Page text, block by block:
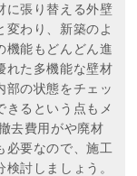
に張り替える外壁
変わり、新築のよ
機能もどんどん進
れた多機能な壁材
部の状態をチェッ
きるという点もメ
去費用がや廃材
必要なので、施工
討しましょう。